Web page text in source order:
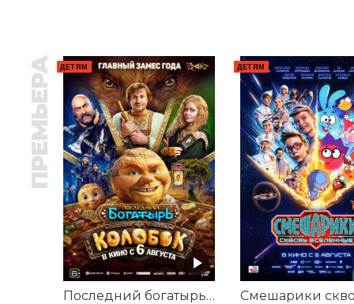
ПРЕМЬЕРА ДЕТЯМ
Последний богатырь. Колобок
ДЕТЯМ